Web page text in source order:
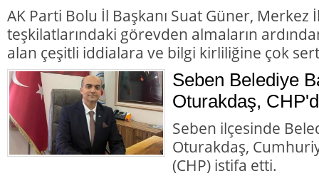
AK Parti Bolu İl Başkanı Suat Güner,
teşkilatlarındaki görevden almaların
alan çeşitli iddialara ve bilgi kirliliğine çok
Seben Belediye
Oturakdaş,
Seben ilçesinde
Oturakdaş,
(CHP) istifa etti.